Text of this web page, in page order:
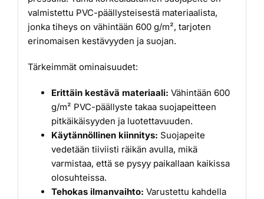
valmistettu PVC-päällysteisestä materiaalista,
jonka tiheys on vähintään 600 g/m², tarjoten
erinomaisen kestävyyden ja suojan.
Tärkeimmät ominaisuudet:
Erittäin kestävä materiaali: Vähintään 600
g/m² PVC-päällyste takaa suojapeitteen
pitkäikäisyyden ja luotettavuuden.
Käytännöllinen kiinnitys: Suojapeite
vedetään tiiviisti räikän avulla, mikä
varmistaa, että se pysyy paikallaan kaikissa
olosuhteissa.
Tehokas ilmanvaihto: Varustettu kahdella